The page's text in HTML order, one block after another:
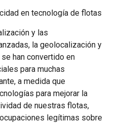
en tecnología de flotas
y las
la geolocalización y
han convertido en
para muchas
a medida que
para mejorar la
de nuestras flotas,
legítimas sobre